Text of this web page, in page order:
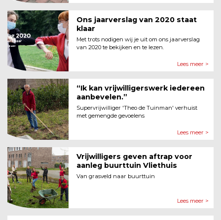
Ons jaarverslag van 2020 staat
klaar
Met trots nodigen wij je uit om ons jaarverslag
van 2020 te bekijken en te lezen.
Lees meer >
“Ik kan vrijwilligerswerk iedereen
aanbevelen.”
Supervrijwilliger 'Theo de Tuinman' verhuist
met gemengde gevoelens
Lees meer >
Vrijwilligers geven aftrap voor
aanleg buurttuin Vliethuis
Van grasveld naar buurttuin
Lees meer >